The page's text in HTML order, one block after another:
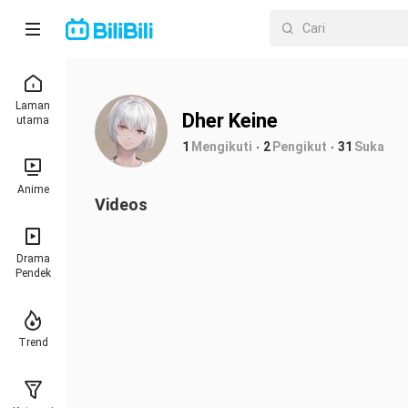
Laman
utama
Anime
Drama
Pendek
Trend
Dher Keine
1 Mengikuti 2Pengikut 31 Suka
Videos